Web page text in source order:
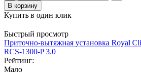
В корзину
Купить в один клик
Быстрый просмотр
Приточно-вытяжная установка Royal
RCS-1300-P 3.0
Рейтинг:
Мало